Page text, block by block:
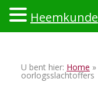
U bent hier: Home »
oorlogsslachtoffers
Heemkunde